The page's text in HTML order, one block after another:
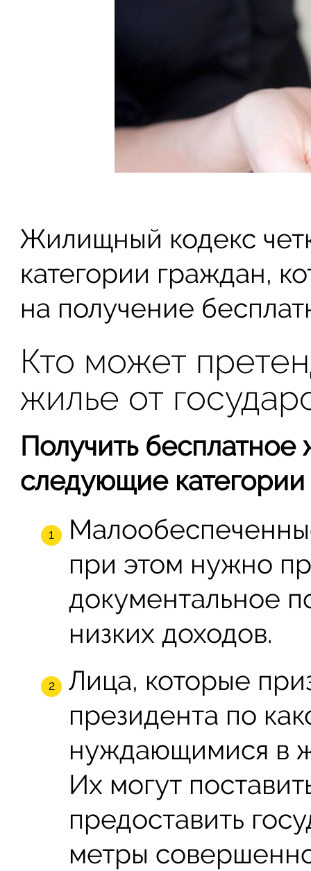
Жилищный кодекс
категории граждан,
на получение
Кто может
жилье от
Получить бесплатное
следующие
при этом нужно
документальное
низких доходов.
Лица, которые
президента по
нуждающимися в
Их могут
предоставить
метры